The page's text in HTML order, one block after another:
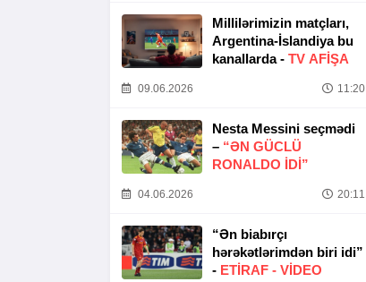
Millilərimizin matçları,
Argentina-İslandiya bu
kanallarda - TV AFİŞA
09.06.2026 11:20
Nesta Messini seçmədi
– “ƏN GÜCLÜ
RONALDO IDI”
04.06.2026 20:11
“Ən biabırçı
hərəkətlərimdən biri idi”
- ETIRAF - VİDEO